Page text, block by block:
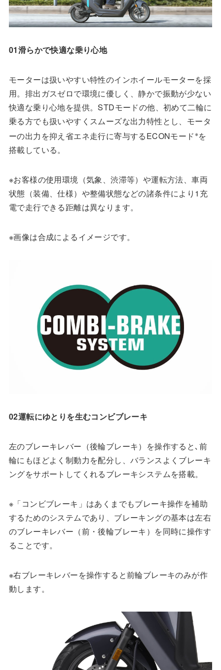
01滑らかで快適な乗り心地
モーターは扱いやすい特性のインホイールモーターを採
用。排出ガスゼロで環境に優しく、静かで振動が少ない
快適な乗り心地を提供。STDモードの他、初めて二輪に
乗る方でも扱いやすくスムーズな出力特性とし、モータ
ーの出力を抑え省エネ走行に寄与するECONモード※を
搭載している。
※お客様の使用環境（気象、渋滞等）や運転方法、車両
状態（装備、仕様）や整備状態などの諸条件により1充
電で走行できる距離は異なります。
※画像は合成によるイメージです。
02運転にゆとりを生むコンビブレーキ
左のブレーキレバー（後輪ブレーキ）を操作すると､前
輪にもほどよく制動力を配分し、バランスよくブレーキ
ングをサポートしてくれるブレーキシステムを搭載。
※「コンビブレーキ」はあくまでもブレーキ操作を補助
するためのシステムであり、ブレーキングの基本は左右
のブレーキレバー（前・後輪ブレーキ）を同時に操作す
ることです。
※右ブレーキレバーを操作すると前輪ブレーキのみが作
動します。